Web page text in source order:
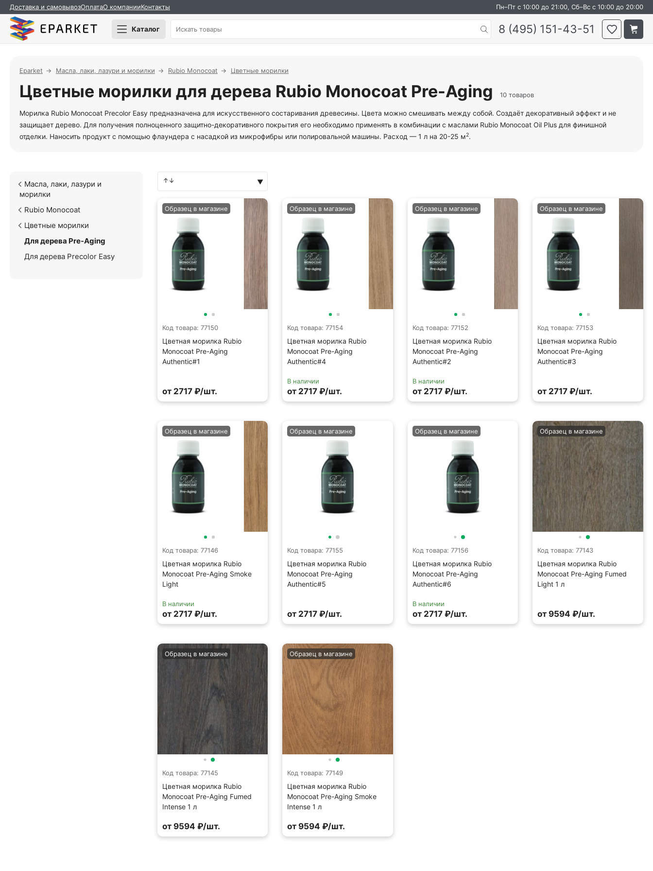
Доставка и самовывозОплатаО компанииКонтакты Пн–Пт с 10:00 до 21:00, Сб–Вс с 10:00 до 20:00
Каталог 8 (495) 151-43-51
Eparket Масла, лаки, лазури и морилки Rubio Monocoat Цветные морилки
Цветные морилки для дерева Rubio Monocoat Pre-Aging 10 товаров
Морилка Rubio Monocoat Precolor Easy предназначена для искусственного состаривания древесины. Цвета можно смешивать между собой. Создаёт декоративный эффект и не
защищает дерево. Для получения полноценного защитно-декоративного покрытия его необходимо применять в комбинации с маслами Rubio Monocoat Oil Plus для финишной
отделки. Наносить продукт с помощью флаундера с насадкой из микрофибры или полировальной машины. Расход — 1 л на 20-25 м2.
Масла, лаки, лазури и
морилки
Rubio Monocoat
Цветные морилки
Для дерева Pre-Aging
Для дерева Precolor Easy
Код товара: 77150
Цветная морилка Rubio
Monocoat Pre-Aging
Authentic#1
Образец в магазине
от 2717 ₽/шт.
Код товара: 77154
Цветная морилка Rubio
Monocoat Pre-Aging
Authentic#4
Образец в магазине
В наличии
от 2717 ₽/шт.
Код товара: 77152
Цветная морилка Rubio
Monocoat Pre-Aging
Authentic#2
Образец в магазине
В наличии
от 2717 ₽/шт.
Код товара: 77153
Цветная морилка Rubio
Monocoat Pre-Aging
Authentic#3
Образец в магазине
от 2717 ₽/шт.
Код товара: 77146
Цветная морилка Rubio
Monocoat Pre-Aging Smoke
Light
Образец в магазине
В наличии
от 2717 ₽/шт.
Код товара: 77155
Цветная морилка Rubio
Monocoat Pre-Aging
Authentic#5
Образец в магазине
от 2717 ₽/шт.
Код товара: 77156
Цветная морилка Rubio
Monocoat Pre-Aging
Authentic#6
Образец в магазине
В наличии
от 2717 ₽/шт.
Код товара: 77143
Цветная морилка Rubio
Monocoat Pre-Aging Fumed
Light 1 л
Образец в магазине
от 9594 ₽/шт.
Код товара: 77145
Цветная морилка Rubio
Monocoat Pre-Aging Fumed
Intense 1 л
Образец в магазине
от 9594 ₽/шт.
Код товара: 77149
Цветная морилка Rubio
Monocoat Pre-Aging Smoke
Intense 1 л
Образец в магазине
от 9594 ₽/шт.